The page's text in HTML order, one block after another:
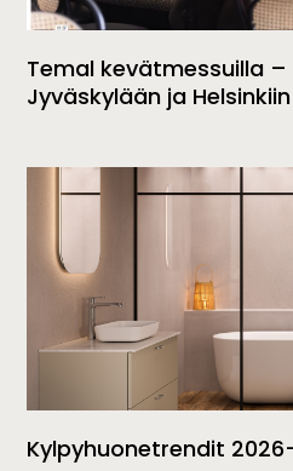
Temal kevätmessuilla
Jyväskylään ja Helsinkiin
Kylpyhuonetrendit